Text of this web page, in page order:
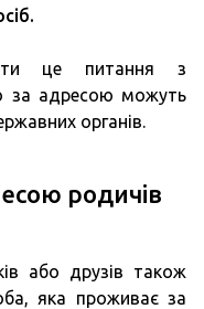
це питання з
за адресою можуть
органів.
родичів
або друзів також
яка проживає за